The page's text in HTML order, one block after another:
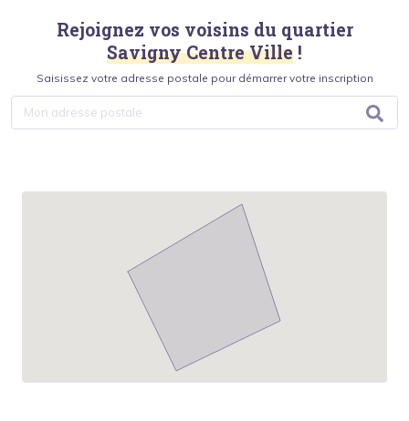
Rejoignez vos voisins du quartier
Savigny Centre Ville !
Saisissez votre adresse postale pour démarrer votre inscription